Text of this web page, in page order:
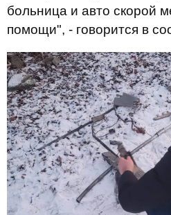
больница и авто скорой
помощи", - говорится в